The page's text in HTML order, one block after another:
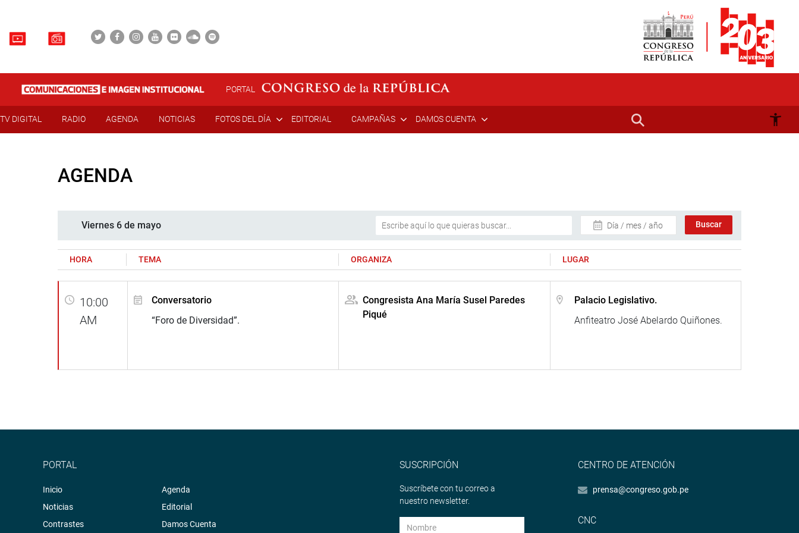
PORTAL
TV DIGITAL RADIO AGENDA NOTICIAS FOTOS DEL DÍA EDITORIAL CAMPAÑAS DAMOS CUENTA
AGENDA
Viernes 6 de mayo Día / mes / año
HORA TEMA ORGANIZA LUGAR
10:00
AM
Conversatorio
“Foro de Diversidad”.
Congresista Ana María Susel Paredes
Piqué
Palacio Legislativo.
Anfiteatro José Abelardo Quiñones.
PORTAL
Inicio
Noticias
Contrastes
Agenda
Editorial
Damos Cuenta
SUSCRIPCIÓN
Suscríbete con tu correo a
nuestro newsletter.
CENTRO DE ATENCIÓN
prensa@congreso.gob.pe
CNC